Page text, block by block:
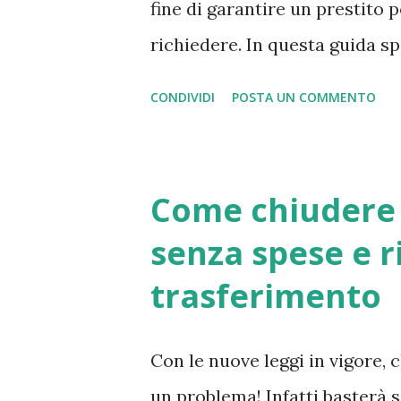
Premium” è consente di
fine di garantire un prestito
richiedere. In questa guida
erogato), il quale offre
interesse migliori, rispetto
considerazione che i prestiti
dipendenti e pensionati;
CONDIVIDI POSTA UN COMMENTO
Come
senza spese e
trasferimento
Con le nuove leggi in vigore,
un problema! Infatti basterà